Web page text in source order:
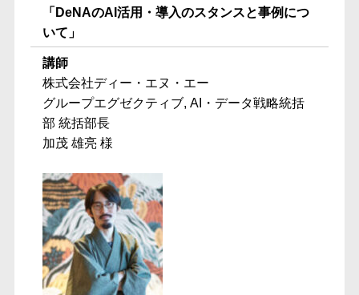
「DeNAのAI活用・導入のスタンスと事例につ
いて」
講師
株式会社ディー・エヌ・エー
グループエグゼクティブ, AI・データ戦略統括
部 統括部長
加茂 雄亮 様